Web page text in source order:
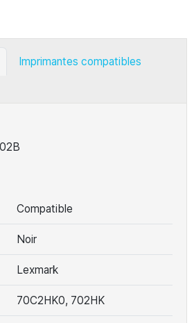
Imprimantes compatibles
Compatible
Noir
Lexmark
70C2HK0, 702HK